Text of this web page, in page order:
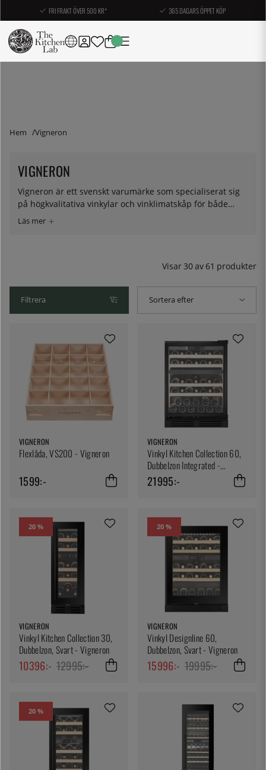
FRI FRAKT ÖVER 500 KR* 365 DAGARS ÖPPET KÖP
Hem Vigneron
VIGNERON
Vigneron är ett svenskt varumärke som specialiserat sig
på högkvalitativa vinkylar och vinklimatskåp för både
hemmabruk och professionella miljöer. Med ett tydligt
Visar 30av 61 produkter
Filtrera Sortera efter
VIGNERON
Flexlåda, VS200 - Vigneron
1599:-
VIGNERON
Vinkyl Kitchen Collection 60,
Dubbelzon Integrated -
Vigneron
21995:-
20 %
VIGNERON
Vinkyl Kitchen Collection 30,
Dubbelzon, Svart - Vigneron
10396:- 12995:-
20 %
VIGNERON
Vinkyl Designline 60,
Dubbelzon, Svart - Vigneron
15996:- 19995:-
20 %